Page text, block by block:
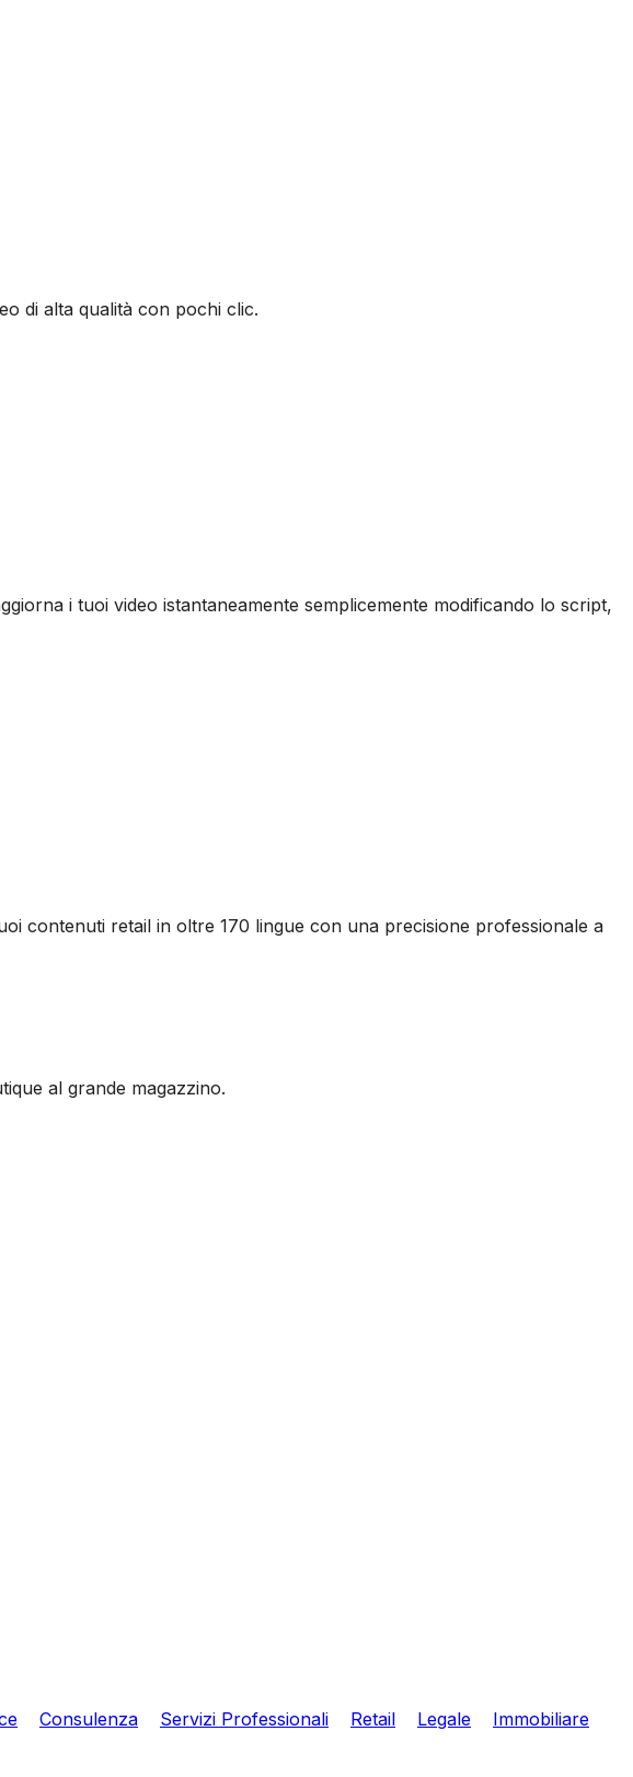
di alta qualità con pochi clic.
i tuoi video istantaneamente semplicemente modificando lo script,
contenuti retail in oltre 170 lingue con una precisione professionale a
al grande magazzino.
Consulenza Servizi Professionali Retail Legale Immobiliare